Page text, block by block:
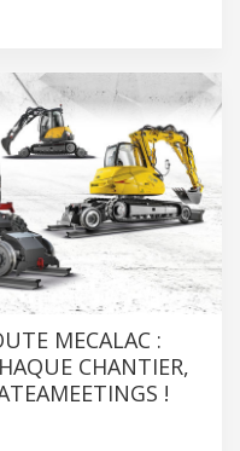
MECALAC :
CHANTIER,
!